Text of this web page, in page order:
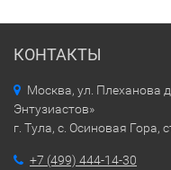
КОНТАКТЫ
Москва, ул. Плеханова
Энтузиастов»
г. Тула, с. Осиновая Гора,
+7 (499) 444-14-30